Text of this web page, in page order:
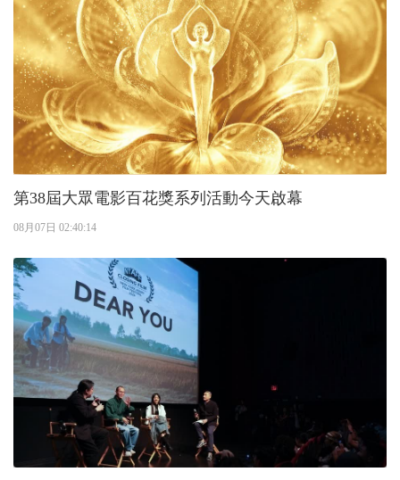
第38屆大眾電影百花獎系列活動今天啟幕
08月07日 02:40:14